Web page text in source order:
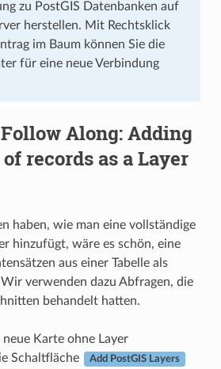
zu PostGIS Datenbanken auf
herstellen. Mit Rechtsklick
im Baum können Sie die
für eine neue Verbindung
Along: Adding
records as a Layer
haben, wie man eine vollständige
hinzufügt, wäre es schön, eine
aus einer Tabelle als
verwenden dazu Abfragen, die
behandelt hatten.
neue Karte ohne Layer
Schaltfläche
Add PostGIS Layers